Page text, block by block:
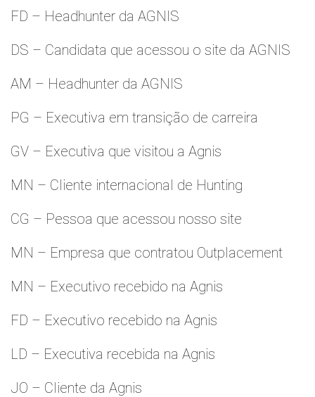
FD – Headhunter da AGNIS
DS – Candidata que acessou o site da AGNIS
AM – Headhunter da AGNIS
PG – Executiva em transição de carreira
GV – Executiva que visitou a Agnis
MN – Cliente internacional de Hunting
CG – Pessoa que acessou nosso site
MN – Empresa que contratou Outplacement
MN – Executivo recebido na Agnis
FD – Executivo recebido na Agnis
LD – Executiva recebida na Agnis
JO – Cliente da Agnis